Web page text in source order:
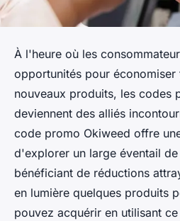
À l'heure où les
opportunités pour
nouveaux produits, les codes
deviennent des alliés
code promo Okiweed offre
d'explorer un large éventail
bénéficiant de réductions
en lumière quelques produits
pouvez acquérir en utilisant